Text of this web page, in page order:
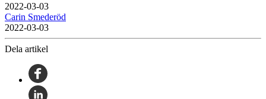
2022-03-03
Carin Smederöd
2022-03-03
Dela artikel